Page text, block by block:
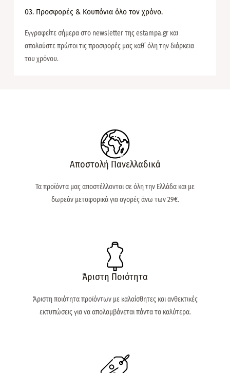
03. Προσφορές & Κουπόνια όλο τον χρόνο.
Εγγραφείτε σήμερα στο newsletter της estampa.gr και
απολαύστε πρώτοι τις προσφορές μας καθ’ όλη την διάρκεια
του χρόνου.
Αποστολή Πανελλαδικά
Τα προϊόντα μας αποστέλλονται σε όλη την Ελλάδα και με
δωρεάν μεταφορικά για αγορές άνω των 29€.
Άριστη Ποιότητα
Άριστη ποιότητα προϊόντων με καλαίσθητες και ανθεκτικές
εκτυπώσεις για να απολαμβάνεται πάντα τα καλύτερα.